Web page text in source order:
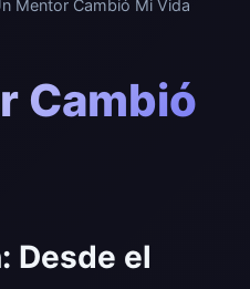
Mentor Cambió Mi Vida
Cambió
Desde el